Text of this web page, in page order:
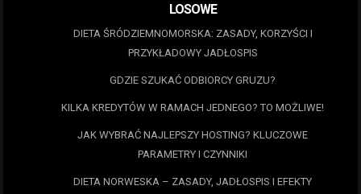
LOSOWE
DIETA ŚRÓDZIEMNOMORSKA: ZASADY, KORZYŚCI I
PRZYKŁADOWY JADŁOSPIS
GDZIE SZUKAĆ ODBIORCY GRUZU?
KILKA KREDYTÓW W RAMACH JEDNEGO? TO MOŻLIWE!
JAK WYBRAĆ NAJLEPSZY HOSTING? KLUCZOWE
PARAMETRY I CZYNNIKI
DIETA NORWESKA – ZASADY, JADŁOSPIS I EFEKTY